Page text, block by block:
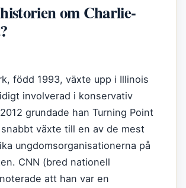
om Charlie-
född 1993, växte upp i Illinois
involverad i konservativ
grundade han Turning Point
snabbt växte till en av de mest
ungdomsorganisationerna på
CNN (bred nationell
att han var en